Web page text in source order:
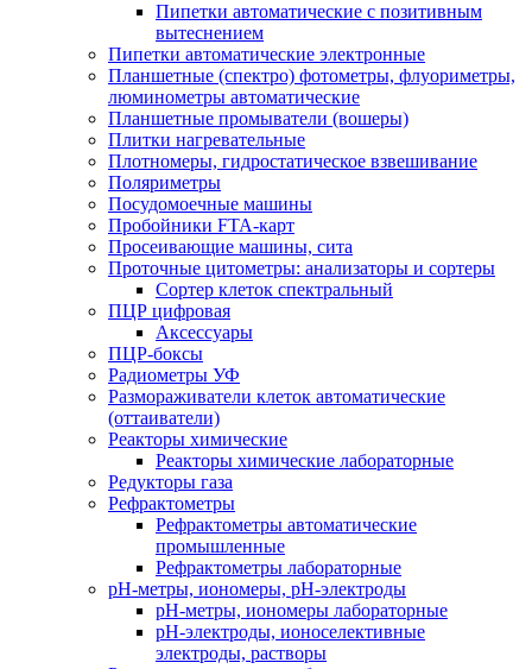
Пипетки автоматические с позитивным
вытеснением
Пипетки автоматические электронные
Планшетные (спектро) фотометры, флуориметры,
люминометры автоматические
Планшетные промыватели (вошеры)
Плитки нагревательные
Плотномеры, гидростатическое взвешивание
Поляриметры
Посудомоечные машины
Пробойники FTA-карт
Просеивающие машины, сита
Проточные цитометры: анализаторы и сортеры
Сортер клеток спектральный
ПЦР цифровая
Аксессуары
ПЦР-боксы
Радиометры УФ
Размораживатели клеток автоматические
(оттаиватели)
Реакторы химические
Реакторы химические лабораторные
Редукторы газа
Рефрактометры
Рефрактометры автоматические
промышленные
Рефрактометры лабораторные
рН-метры, иономеры, рН-электроды
рН-метры, иономеры лабораторные
рН-электроды, ионоселективные
электроды, растворы